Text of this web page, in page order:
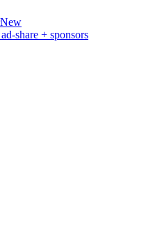
New
share + sponsors